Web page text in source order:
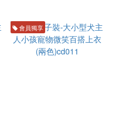
會員獨享